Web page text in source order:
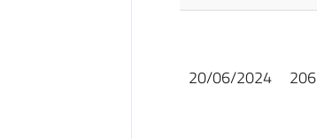
20/06/2024 206